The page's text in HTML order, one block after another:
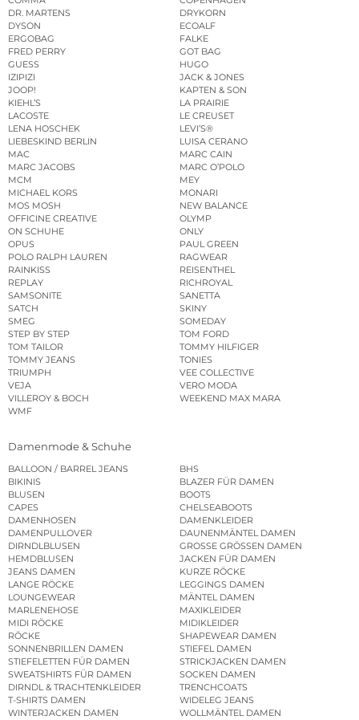
DR. MARTENS
DRYKORN
DYSON
ECOALF
ERGOBAG
FALKE
FRED PERRY
GOT BAG
GUESS
HUGO
IZIPIZI
JACK & JONES
JOOP!
KAPTEN & SON
KIEHL’S
LA PRAIRIE
LACOSTE
LE CREUSET
LENA HOSCHEK
LEVI’S®
LIEBESKIND BERLIN
LUISA CERANO
MAC
MARC CAIN
MARC JACOBS
MARC O’POLO
MCM
MEY
MICHAEL KORS
MONARI
MOS MOSH
NEW BALANCE
OFFICINE CREATIVE
OLYMP
ON SCHUHE
ONLY
OPUS
PAUL GREEN
POLO RALPH LAUREN
RAGWEAR
RAINKISS
REISENTHEL
REPLAY
RICHROYAL
SAMSONITE
SANETTA
SATCH
SKINY
SMEG
SOMEDAY
STEP BY STEP
TOM FORD
TOM TAILOR
TOMMY HILFIGER
TOMMY JEANS
TONIES
TRIUMPH
VEE COLLECTIVE
VEJA
VERO MODA
VILLEROY & BOCH
WEEKEND MAX MARA
WMF
Damenmode & Schuhe
BALLOON / BARREL JEANS
BHS
BIKINIS
BLAZER FÜR DAMEN
BLUSEN
BOOTS
CAPES
CHELSEABOOTS
DAMENHOSEN
DAMENKLEIDER
DAMENPULLOVER
DAUNENMÄNTEL DAMEN
DIRNDLBLUSEN
GROSSE GRÖSSEN DAMEN
HEMDBLUSEN
JACKEN FÜR DAMEN
JEANS DAMEN
KURZE RÖCKE
LANGE RÖCKE
LEGGINGS DAMEN
LOUNGEWEAR
MÄNTEL DAMEN
MARLENEHOSE
MAXIKLEIDER
MIDI RÖCKE
MIDIKLEIDER
RÖCKE
SHAPEWEAR DAMEN
SONNENBRILLEN DAMEN
STIEFEL DAMEN
STIEFELETTEN FÜR DAMEN
STRICKJACKEN DAMEN
SWEATSHIRTS FÜR DAMEN
SOCKEN DAMEN
DIRNDL & TRACHTENKLEIDER
TRENCHCOATS
T-SHIRTS DAMEN
WIDELEG JEANS
WINTERJACKEN DAMEN
WOLLMÄNTEL DAMEN